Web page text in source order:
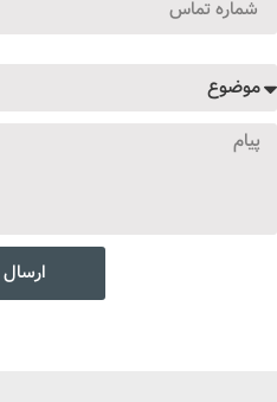
ارسال